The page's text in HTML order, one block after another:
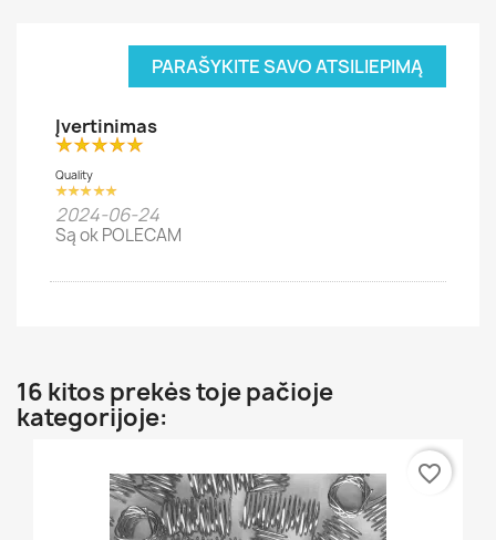
PARAŠYKITE SAVO ATSILIEPIMĄ
Įvertinimas
Quality
2024-06-24
Są ok POLECAM
16 kitos prekės toje pačioje
kategorijoje:
favorite_border